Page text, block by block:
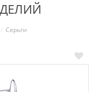
Серьги